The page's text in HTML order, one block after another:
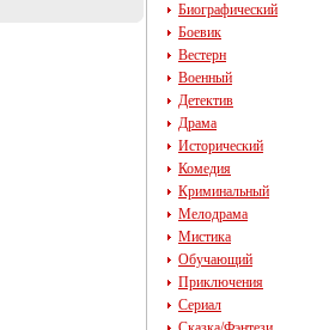
Биографический
Боевик
Вестерн
Военный
Детектив
Драма
Исторический
Комедия
Криминальный
Мелодрама
Мистика
Обучающий
Приключения
Сериал